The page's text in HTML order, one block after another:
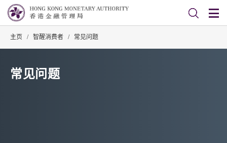
主页 / 智醒消费者 / 常见问题
常见问题